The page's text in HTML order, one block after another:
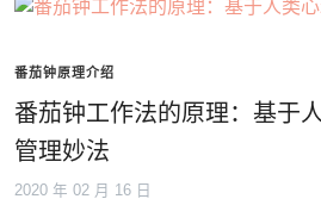
番茄钟原理介绍
番茄钟工作法的原理：基于
管理妙法
2020 年 02 月 16 日